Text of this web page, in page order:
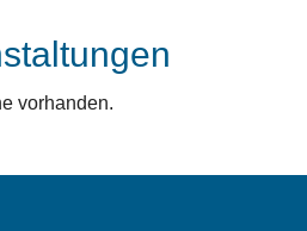
vorhanden.